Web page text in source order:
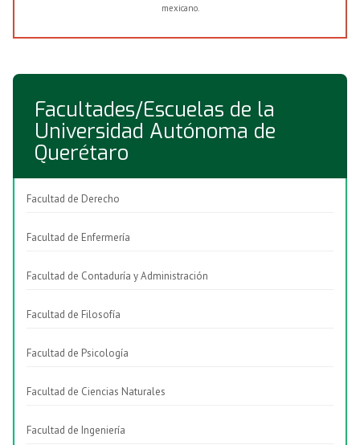
mexicano.
Facultades/Escuelas de la
Universidad Autónoma de
Querétaro
Facultad de Derecho
Facultad de Enfermería
Facultad de Contaduría y Administración
Facultad de Filosofía
Facultad de Psicología
Facultad de Ciencias Naturales
Facultad de Ingeniería